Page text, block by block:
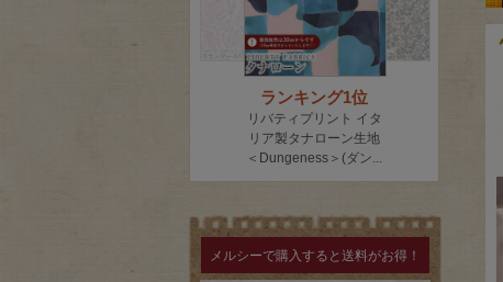
メルシーで購入すると送料がお得！